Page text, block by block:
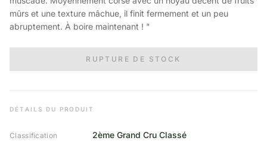
mûrs et une texture mâchue, il finit fermement et un peu
abruptement. À boire maintenant ! "
RUPTURE DE STOCK
DÉTAILS DU PRODUIT
Classification 2ème Grand Cru Classé